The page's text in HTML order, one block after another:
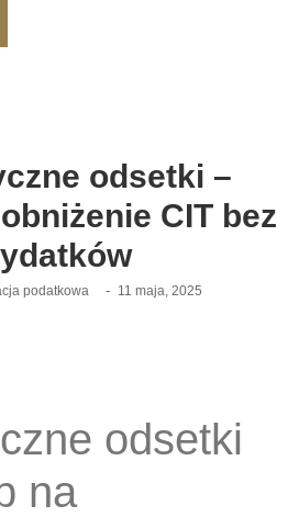
odsetki –
CIT bez
podatkowa - 11 maja, 2025
odsetki
na